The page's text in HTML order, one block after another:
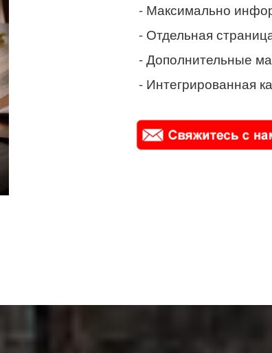
- Максимально
- Отдельная
- Дополнительные
- Интегрированная